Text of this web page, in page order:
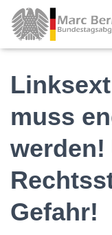
muss
werden!
Gefahr!